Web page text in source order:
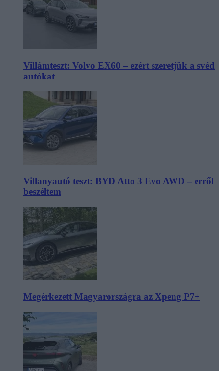
Villámteszt: Volvo EX60 – ezért szeretjük a svéd
autókat
Villanyautó teszt: BYD Atto 3 Evo AWD – erről
beszéltem
Megérkezett Magyarországra az Xpeng P7+